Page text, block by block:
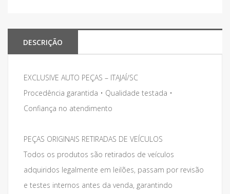
DESCRIÇÃO
EXCLUSIVE AUTO PEÇAS – ITAJAÍ/SC
Procedência garantida • Qualidade testada •
Confiança no atendimento
PEÇAS ORIGINAIS RETIRADAS DE VEÍCULOS
Todos os produtos são retirados de veículos
adquiridos legalmente em leilões, passam por revisão
e testes internos antes da venda, garantindo